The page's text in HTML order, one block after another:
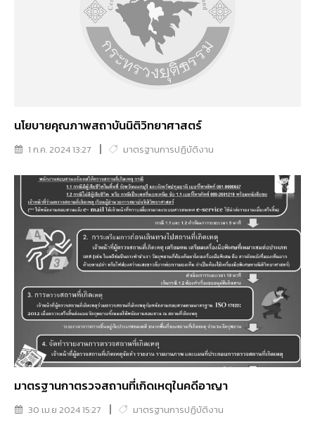
นโยบายคุณภาพสถาบันนิติวิทยาศาสตร์
1 ก.ค. 2024 13:27 มาตรฐานการปฏิบัติงาน
มาตรฐานกาตรวจสถานที่เกิดเหตุในคดีอาญา
30 เม.ย 2024 15:27 มาตรฐานการปฏิบัติงาน